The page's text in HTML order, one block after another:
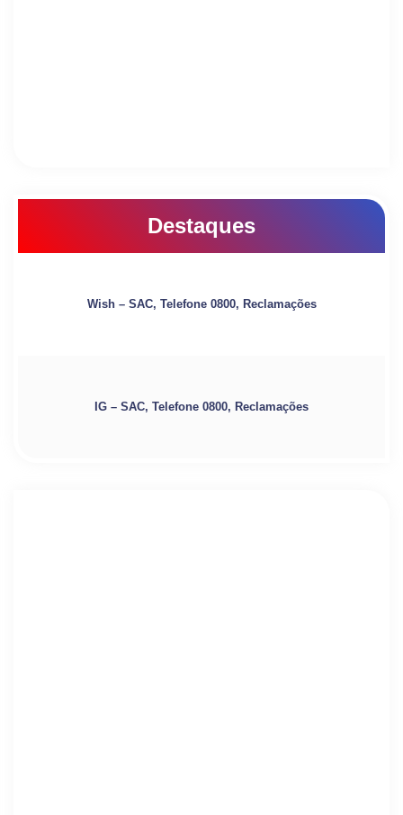
Destaques
Wish – SAC, Telefone 0800, Reclamações
IG – SAC, Telefone 0800, Reclamações